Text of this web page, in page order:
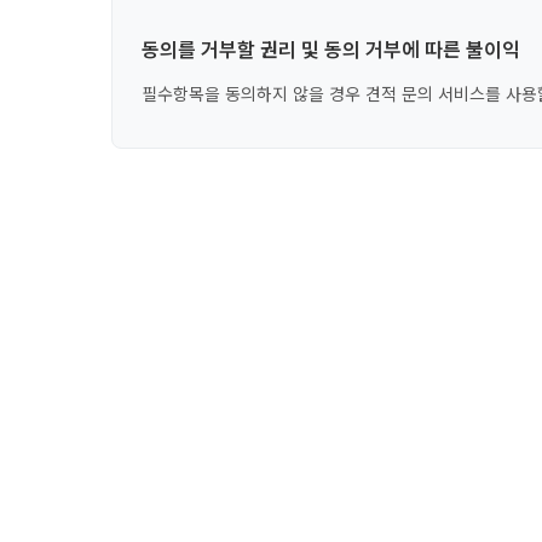
동의를 거부할 권리 및 동의 거부에 따른 불이익
필수항목을 동의하지 않을 경우 견적 문의 서비스를 사